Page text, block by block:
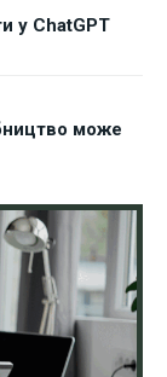
у ChatGPT
може